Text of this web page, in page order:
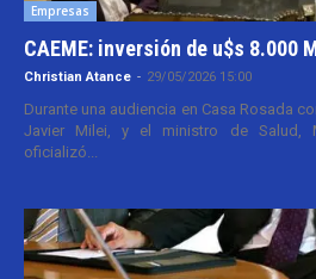
Empresas
CAEME: inversión de u$s 8.000
Christian Atance - 29/05/2026 15:00
Durante una audiencia en Casa Rosada
Javier Milei, y el ministro de Salud,
oficializó...